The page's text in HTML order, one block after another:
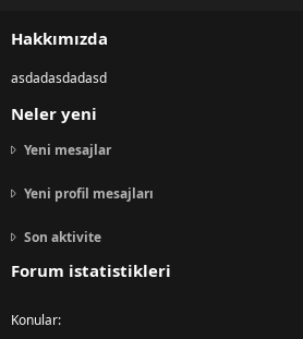
Hakkımızda
asdadasdadasd
Neler yeni
Yeni mesajlar
Yeni profil mesajları
Son aktivite
Forum istatistikleri
Konular